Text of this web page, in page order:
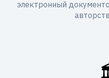
электронный